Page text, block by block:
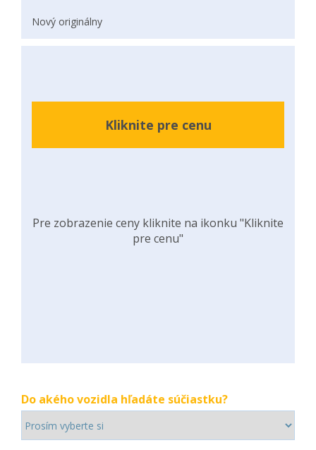
Nový originálny
Kliknite pre cenu
Pre zobrazenie ceny kliknite na ikonku "Kliknite
pre cenu"
Do akého vozidla hľadáte súčiastku?